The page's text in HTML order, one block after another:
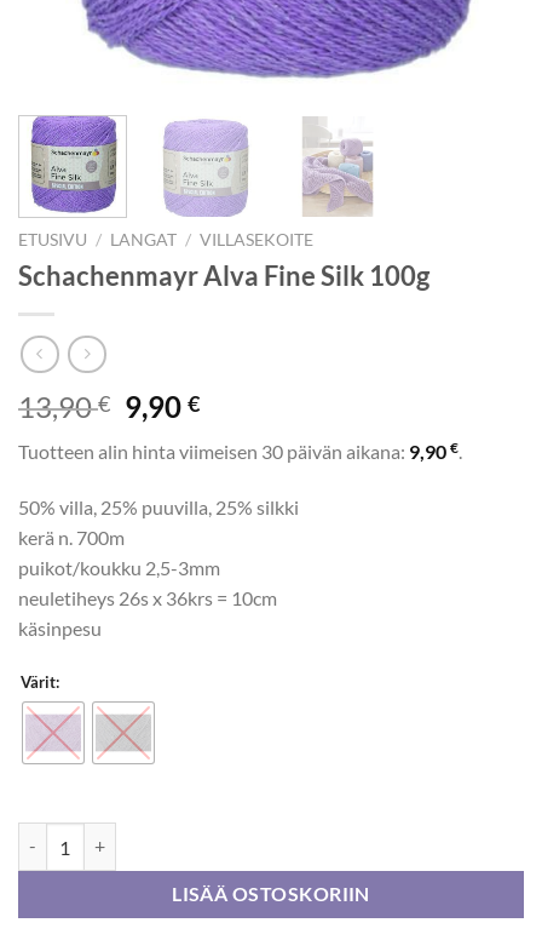
ETUSIVU / LANGAT / VILLASEKOITE
Schachenmayr Alva Fine Silk 100g
13,90€ Alkuperäinen
hinta
oli:
13,90 €.
9,90€Nykyinen
on:
9,90 €.
Tuotteen alin hinta viimeisen 30 päivän aikana: 9,90 €.
50% villa, 25% puuvilla, 25% silkki
kerä n. 700m
puikot/koukku 2,5-3mm
neuletiheys 26s x 36krs = 10cm
käsinpesu
Värit:
LISÄÄ OSTOSKORIIN